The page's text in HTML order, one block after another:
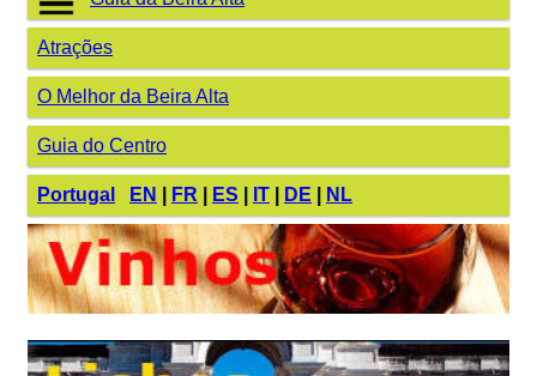
Atrações
O Melhor da Beira Alta
Guia do Centro
Portugal EN FR ES IT DE NL